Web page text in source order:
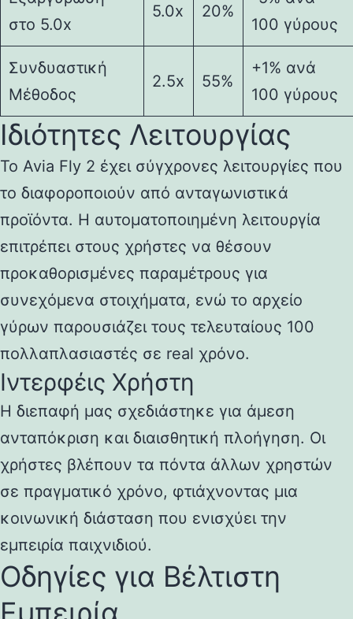
στο 5.0x
5.0x 20%
100 γύρους
Συνδυαστική
Μέθοδος
2.5x 55%
+1% ανά
100 γύρους
Ιδιότητες Λειτουργίας
Το Avia Fly 2 έχει σύγχρονες λειτουργίες που
το διαφοροποιούν από ανταγωνιστικά
προϊόντα. Η αυτοματοποιημένη λειτουργία
επιτρέπει στους χρήστες να θέσουν
προκαθορισμένες παραμέτρους για
συνεχόμενα στοιχήματα, ενώ το αρχείο
γύρων παρουσιάζει τους τελευταίους 100
πολλαπλασιαστές σε real χρόνο.
Ιντερφέις Χρήστη
Η διεπαφή μας σχεδιάστηκε για άμεση
ανταπόκριση και διαισθητική πλοήγηση. Οι
χρήστες βλέπουν τα πόντα άλλων χρηστών
σε πραγματικό χρόνο, φτιάχνοντας μια
κοινωνική διάσταση που ενισχύει την
εμπειρία παιχνιδιού.
Οδηγίες για Βέλτιστη